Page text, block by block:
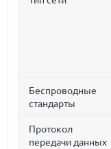
Беспроводные
стандарты
Протокол
передачи данных